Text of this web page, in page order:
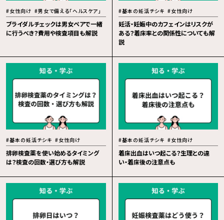
#女性向け #男女で備える「ヘルスケア」
ブライダルチェックは男女ペアで一緒
に行うべき？費用や検査項目も解説
#基本の妊活チシキ #女性向け
妊活・妊娠中のカフェインはリスクが
ある？着床率との関係性についても解
説
#基本の妊活チシキ #女性向け
排卵検査薬を使い始めるタイミング
は？検査の回数・選び方も解説
#基本の妊活チシキ #女性向け
着床出血はいつ起こる？生理との違
い・着床後の注意点も